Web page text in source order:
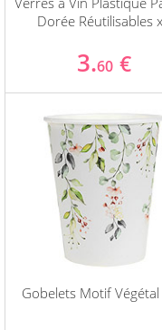
Dorée Réutilisables
3.60 €
Gobelets Motif